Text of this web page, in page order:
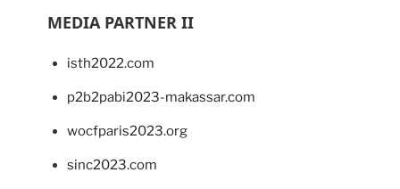
MEDIA PARTNER II
isth2022.com
p2b2pabi2023-makassar.com
wocfparis2023.org
sinc2023.com